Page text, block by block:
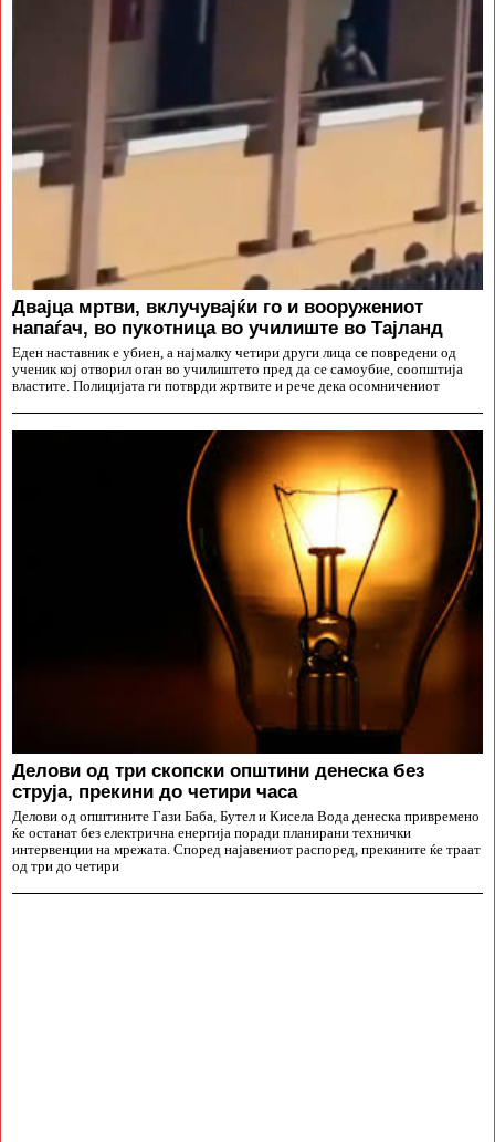
Двајца мртви, вклучувајќи го и вооружениот
напаѓач, во пукотница во училиште во Тајланд
Еден наставник е убиен, а најмалку четири други лица се повредени од
ученик кој отворил оган во училиштето пред да се самоубие, соопштија
властите. Полицијата ги потврди жртвите и рече дека осомничениот
Делови од три скопски општини денеска без
струја, прекини до четири часа
Делови од општините Гази Баба, Бутел и Кисела Вода денеска привремено
ќе останат без електрична енергија поради планирани технички
интервенции на мрежата. Според најавениот распоред, прекините ќе траат
од три до четири